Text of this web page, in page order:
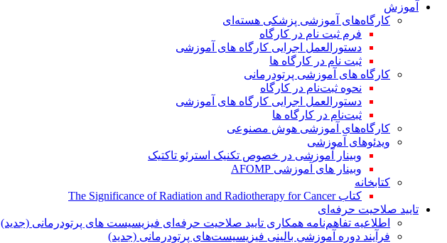
آموزش
کارگاه‌های آموزشی پزشکی هسته‌ای
فرم ثبت نام در کارگاه
دستورالعمل اجرایی کارگاه های آموزشی
ثبت نام در کارگاه ها
کارگاه های آموزشی پرتودرمانی
نحوه ثبت‌نام در کارگاه
دستورالعمل اجرایی کارگاه های آموزشی
ثبت‌نام در کارگاه ها
کارگاه‌های آموزشی هوش مصنوعی
ویدئوهای آموزشی
وبینار آموزشی در خصوص تکنیک استرئو تاکتیک
وبینار های آموزشی AFOMP
کتابخانه
کتاب The Significance of Radiation and Radiotherapy for Cancer
تایید صلاحیت حرفه‌ای
اطلاعیه تفاهم‌نامه همکاری تایید صلاحیت حرفه‌ای فیزیسیست های پرتودرمانی (جدید)
فرآیند دوره آموزشی بالینی فیزیسیست‌های پرتودرمانی (جدید)